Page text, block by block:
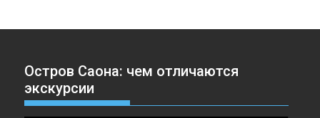
Остров Саона: чем отличаются
экскурсии